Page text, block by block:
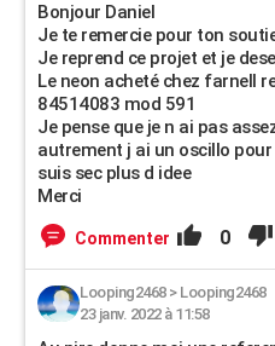
Bonjour Daniel
Je te remercie pour ton
Je reprend ce projet et je
Le neon acheté chez farnell
84514083 mod 591
Je pense que je n ai pas
autrement j ai un oscillo
suis sec plus d idee
Merci
Commenter 0
Looping2468> Looping2468
23 janv. 2022 à 11:58